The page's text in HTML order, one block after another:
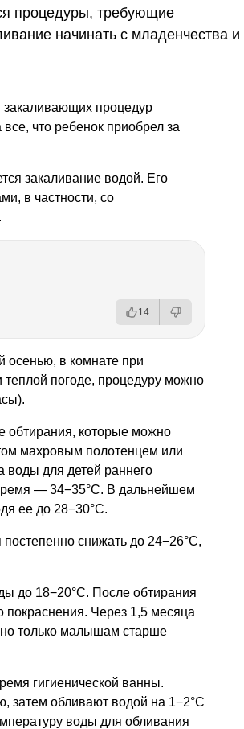
процедуры, требующие
начинать с младенчества и
закаливающих процедур
что ребенок приобрел за
закаливание водой. Его
в частности, со
14
осенью, в комнате при
теплой погоде, процедуру можно
обтирания, которые можно
махровым полотенцем или
воды для детей раннего
— 34−35°С. В дальнейшем
ее до 28−30°С.
снижать до 24−26°С,
до 18−20°С. После обтирания
покраснения. Через 1,5 месяца
только малышам старше
гигиенической ванны.
затем обливают водой на 1−2°С
воды для обливания